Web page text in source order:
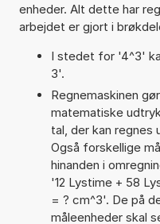
enheder. Alt dette har
arbejdet er gjort i
I stedet for '4^3'
3'.
Regnemaskinen
matematiske
tal, der kan regnes
Også forskellige
hinanden i
'12 Lystime + 58
= ? cm^3'. De på
måleenheder skal